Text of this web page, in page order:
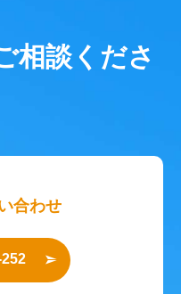
相談くださ
合わせ